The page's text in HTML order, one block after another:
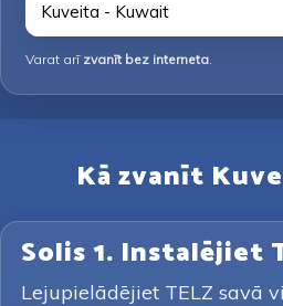
Kuveita - Kuwait
Varat arī zvanīt bez interneta.
Kā zvanīt
Solis 1. Instalējiet
Lejupielādējiet TELZ savā